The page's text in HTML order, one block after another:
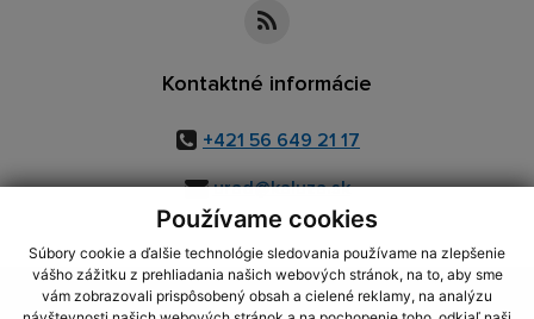
Používame cookies
Súbory cookie a ďalšie technológie sledovania používame na zlepšenie
vášho zážitku z prehliadania našich webových stránok, na to, aby sme
vám zobrazovali prispôsobený obsah a cielené reklamy, na analýzu
Kontaktné informácie
+421 56 649 21 17
urad@kaluza.sk
využite možnosť získavania aktuálnych informácií s využitím RSS